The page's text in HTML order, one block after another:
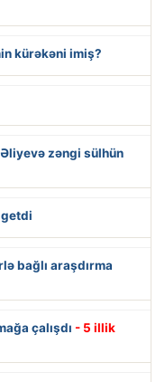
kürəkəni imiş?
zəngi sülhün
bağlı araşdırma
çalışdı - 5 illik